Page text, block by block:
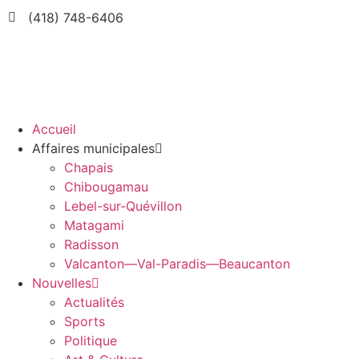
(418) 748-6406
Accueil
Affaires municipales
Chapais
Chibougamau
Lebel-sur-Quévillon
Matagami
Radisson
Valcanton—Val-Paradis—Beaucanton
Nouvelles
Actualités
Sports
Politique